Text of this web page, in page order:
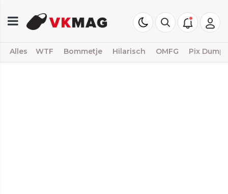
Alles WTF Bommetje Hilarisch OMFG Pix Dump